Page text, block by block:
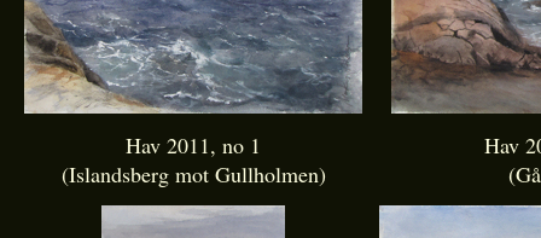
Hav 2011, no 1
(Islandsberg mot Gullholmen)
Hav